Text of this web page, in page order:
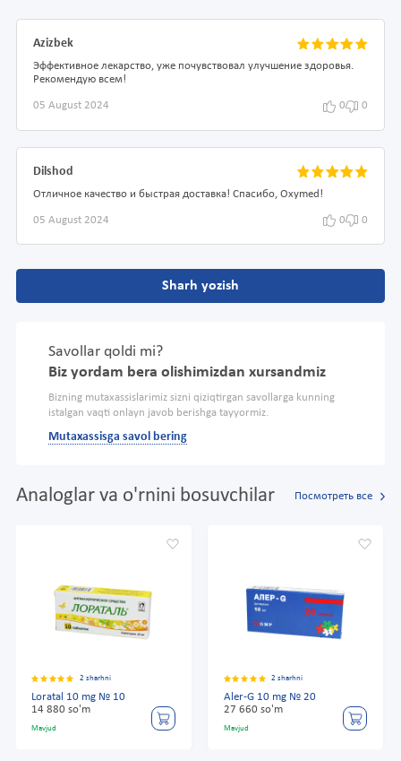
Azizbek
Эффективное лекарство, уже почувствовал улучшение здоровья.
Рекомендую всем!
05 August 2024 0 0
Dilshod
Отличное качество и быстрая доставка! Спасибо, Oxymed!
05 August 2024 0 0
Sharh yozish
Savollar qoldi mi?
Biz yordam bera olishimizdan xursandmiz
Bizning mutaxassislarimiz sizni qiziqtirgan savollarga kunning
istalgan vaqti onlayn javob berishga tayyormiz.
Mutaxassisga savol bering
Analoglar va o'rnini bosuvchilar Посмотреть все
2 sharhni
Loratal 10 mg № 10
14 880 so'm
Mavjud
2 sharhni
Aler-G 10 mg № 20
27 660 so'm
Mavjud